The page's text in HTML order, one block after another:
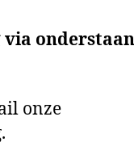
via
onze